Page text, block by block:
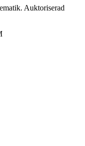
Auktoriserad